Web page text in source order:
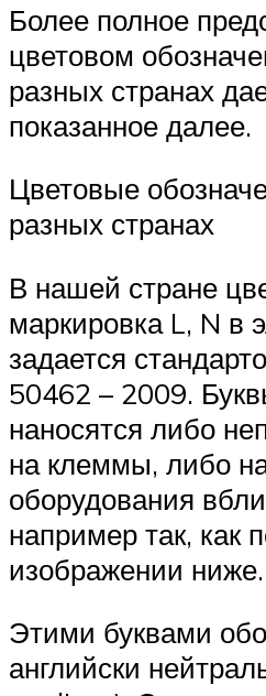
Более полное
цветовом
разных странах
показанное далее.
Цветовые
разных странах
В нашей стране
маркировка L, N в
задается
50462 – 2009.
наносятся либо
на клеммы, либо
оборудования
например так, как
изображении ниже.
Этими буквами
английски